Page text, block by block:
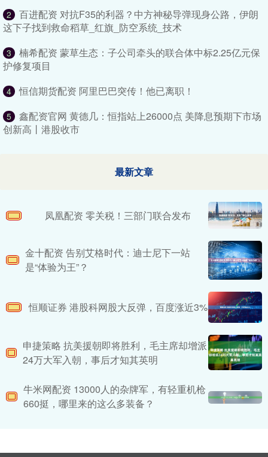
2
百进配资 对抗F35的利器？中方神秘导弹现身公路，伊朗
这下子找到救命稻草_红旗_防空系统_技术
3
楠希配资 蒙草生态：子公司牵头的联合体中标2.25亿元保
护修复项目
4 恒信期货配资 阿里巴巴突传！他已离职！
5
鑫配资官网 黄德几：恒指站上26000点 美降息预期下市场
创新高丨港股收市
最新文章
凤凰配资 零关税！三部门联合发布
金十配资 告别艾格时代：迪士尼下一站
是“体验为王”？
恒顺证券 港股科网股大反弹，百度涨近3%
申捷策略 抗美援朝即将胜利，毛主席却增派
24万大军入朝，事后才知其英明
牛米网配资 13000人的杂牌军，有轻重机枪
660挺，哪里来的这么多装备？